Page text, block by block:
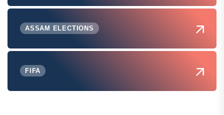
ASSAM ELECTIONS
FIFA